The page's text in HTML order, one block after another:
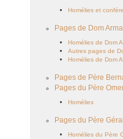
Homélies et
Pages de Dom
Homélies de Dom
Autres pages de
Homélies de Dom
Pages de Père
Pages du Père
Homélies
Pages du Père
Homélies du Père